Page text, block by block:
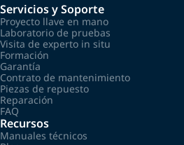
Servicios y Soporte
Proyecto llave en mano
Laboratorio de pruebas
Visita de experto in situ
Formación
Garantía
Contrato de mantenimiento
Piezas de repuesto
Reparación
FAQ
Recursos
Manuales técnicos